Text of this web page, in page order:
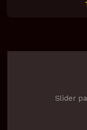
Slider